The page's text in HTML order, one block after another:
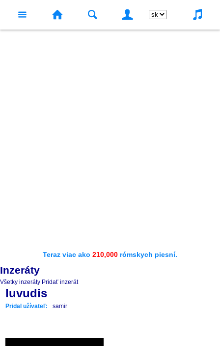
Teraz viac ako 210,000 rómskych piesní.
Inzeráty
Všetky inzeráty Pridať inzerát
luvudis
Pridal užívateľ: samir